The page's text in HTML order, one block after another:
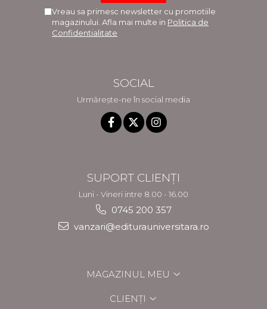
Vreau sa primesc newsletter cu promotiile
magazinului. Afla mai multe in Politica de
Confidentialitate
SOCIAL
Urmărește-ne în social media
SUPORT CLIENȚI
Luni - Vineri intre 8.00 - 16.00
0745 200 357
vanzari@editurauniversitara.ro
MAGAZINUL MEU
CLIENȚI